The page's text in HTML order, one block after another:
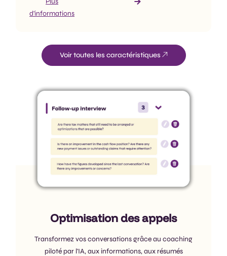
d'informations
Voir toutes les caractéristiques
Optimisation des appels
Transformez vos conversations grâce au coaching
piloté par l'IA, aux informations, aux résumés